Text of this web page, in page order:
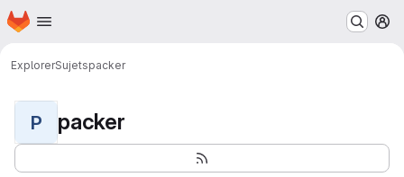
Passer au contenu principal
Page d'accueil
ExplorerSujetspacker
P packer